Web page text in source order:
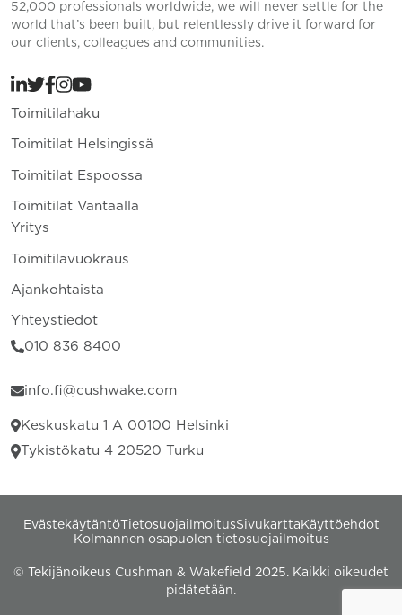
52,000 professionals worldwide, we will never settle for the
world that’s been built, but relentlessly drive it forward for
our clients, colleagues and communities.
Toimitilahaku
Toimitilat Helsingissä
Toimitilat Espoossa
Toimitilat Vantaalla
Yritys
Toimitilavuokraus
Ajankohtaista
Yhteystiedot
010 836 8400
info.fi@cushwake.com
Keskuskatu 1 A 00100 Helsinki
Tykistökatu 4 20520 Turku
EvästekäytäntöTietosuojailmoitusSivukartta Käyttöehdot
Kolmannen osapuolen tietosuojailmoitus
© Tekijänoikeus Cushman & Wakefield 2025. Kaikki oikeudet
pidätetään.